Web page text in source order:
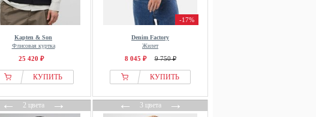
Kapten & Son
Флисовая куртка
25 420 ₽
КУПИТЬ
-17%
Denim Factory
Жилет
8 045 ₽ 9 750 ₽
КУПИТЬ
←2 цвета→ ←3 цвета→